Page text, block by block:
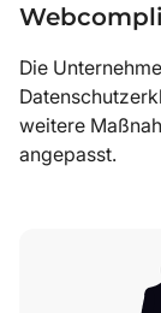
Die
weitere
angepasst.